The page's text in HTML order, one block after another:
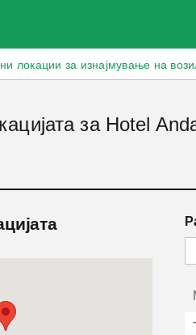
локации за изнајмување на
за Hotel